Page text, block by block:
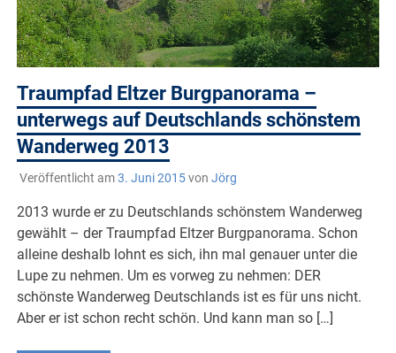
Traumpfad Eltzer Burgpanorama –
unterwegs auf Deutschlands schönstem
Wanderweg 2013
Veröffentlicht am3. Juni 2015von Jörg
2013 wurde er zu Deutschlands schönstem Wanderweg
gewählt – der Traumpfad Eltzer Burgpanorama. Schon
alleine deshalb lohnt es sich, ihn mal genauer unter die
Lupe zu nehmen. Um es vorweg zu nehmen: DER
schönste Wanderweg Deutschlands ist es für uns nicht.
Aber er ist schon recht schön. Und kann man so […]